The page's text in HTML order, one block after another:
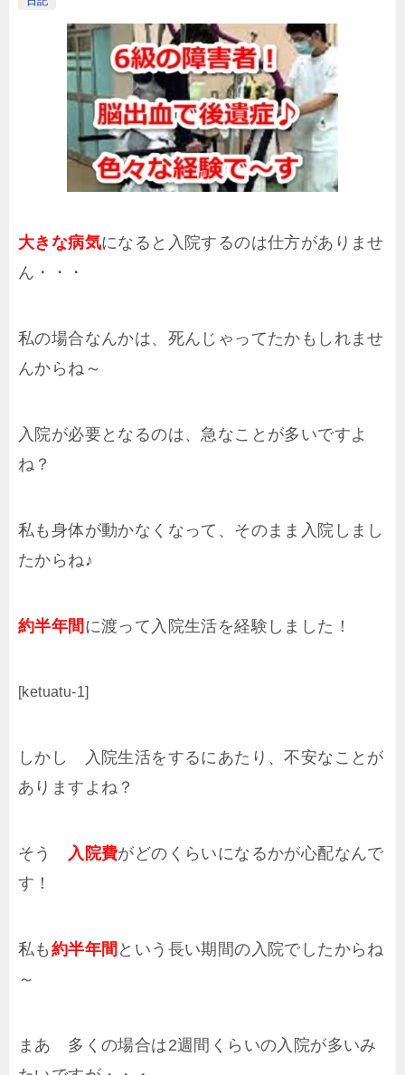
大きな病気になると入院するのは仕方がありませ
ん・・・
私の場合なんかは、死んじゃってたかもしれませ
んからね～
入院が必要となるのは、急なことが多いですよ
ね？
私も身体が動かなくなって、そのまま入院しまし
たからね♪
約半年間 に渡って入院生活を経験しました！
[ketuatu-1]
しかし 入院生活をするにあたり、不安なことが
ありますよね？
そう 入院費がどのくらいになるかが心配なんで
す！
私も 約半年間 という長い期間の入院でしたからね
～
まあ 多くの場合は2週間くらいの入院が多いみ